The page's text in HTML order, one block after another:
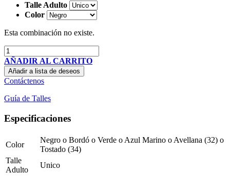
Talle Adulto
Color
Esta combinación no existe.
AÑADIR AL CARRITO
Añadir a lista de deseos
Contáctenos
Guía de Talles
Especificaciones
Color
Negro o Bordó o Verde o Azul Marino o Avellana (32) o
Tostado (34)
Talle
Adulto
Unico